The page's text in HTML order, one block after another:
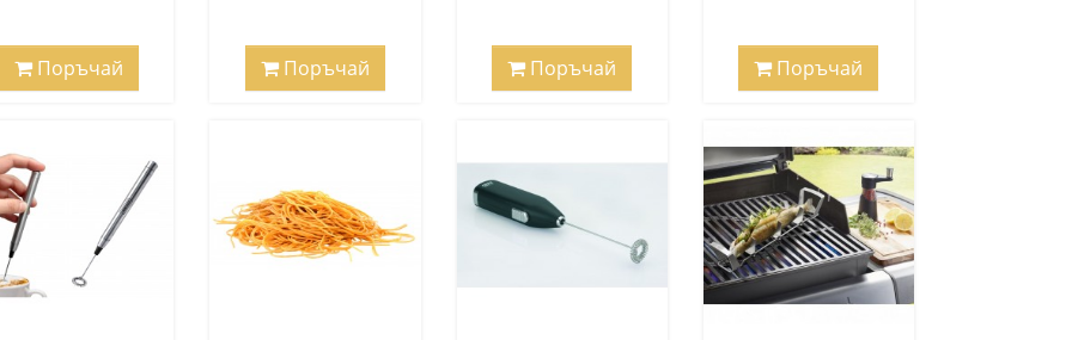
Поръчай Поръчай Поръчай Поръчай